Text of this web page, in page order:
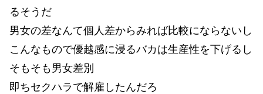
るそうだ
男女の差なんて個人差からみれば比較にならないし
こんなもので優越感に浸るバカは生産性を下げるし
そもそも男女差別
即ちセクハラで解雇したんだろ